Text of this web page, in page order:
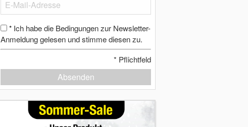
* Ich habe die Bedingungen zur Newsletter-
Anmeldung gelesen und stimme diesen zu.
* Pflichtfeld
Absenden